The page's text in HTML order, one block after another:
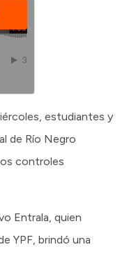
estudiantes y
de Río Negro
controles
Entrala, quien
YPF, brindó una